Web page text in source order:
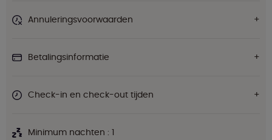
Annuleringsvoorwaarden
Betalingsinformatie
Check-in en check-out tijden
Minimum nachten : 1